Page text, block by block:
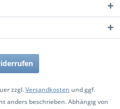
zzgl.Versandkosten und ggf.
anders beschrieben. Abhängig von